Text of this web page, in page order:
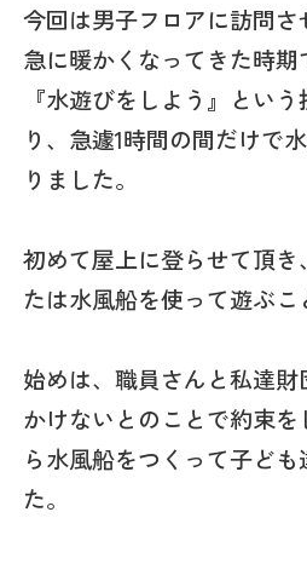
今回は男子フロアに訪問さ
急に暖かくなってきた時期
『水遊びをしよう』とい
り、急遽1時間の間だけで
りました。
初めて屋上に登らせて頂
たは水風船を使って遊ぶこ
始めは、職員さんと私達
かけないとのことで約束
ら水風船をつくって子ど
た。